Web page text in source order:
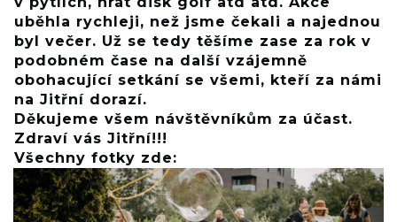
uběhla rychleji, než jsme čekali a najednou
byl večer. Už se tedy těšíme zase za rok v
podobném čase na další vzájemně
obohacující setkání se všemi, kteří za námi
na Jitřní dorazí.
Děkujeme všem návštěvníkům za účast.
Zdraví vás Jitřní!!!
Všechny fotky zde: